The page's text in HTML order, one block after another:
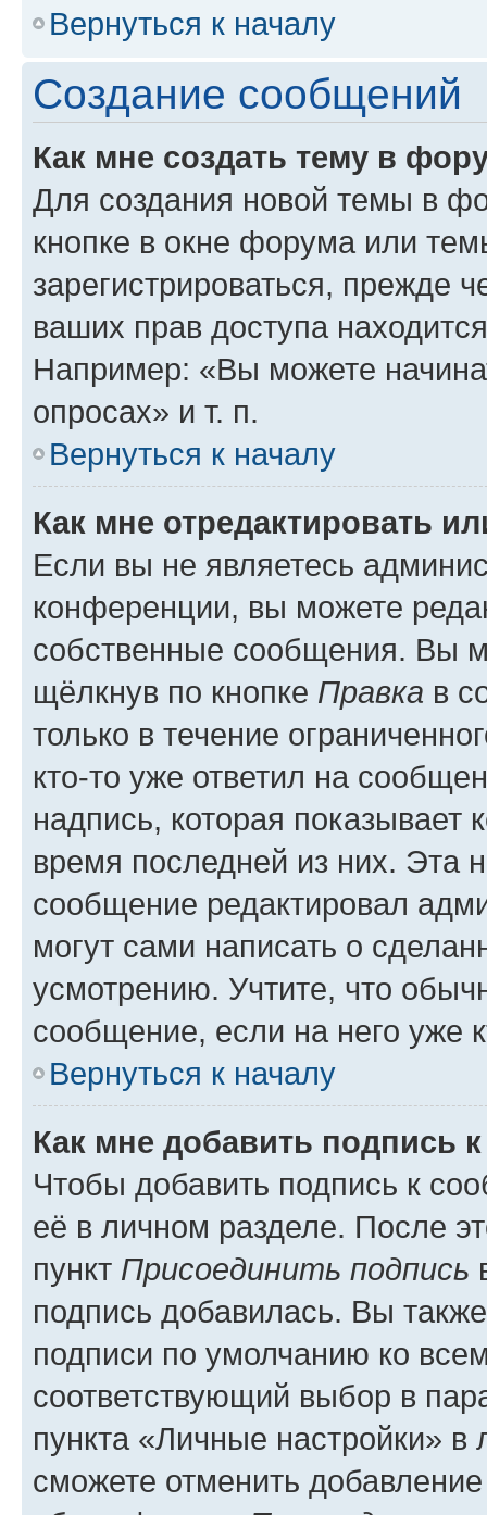
Вернуться к началу
Создание сообщений
Как мне создать тему в
Для создания новой темы в
кнопке в окне форума или
зарегистрироваться, прежде
ваших прав доступа
Например: «Вы можете
опросах» и т. п.
Вернуться к началу
Как мне отредактировать
Если вы не являетесь
конференции, вы можете
собственные сообщения. Вы
щёлкнув по кнопке Правка в
только в течение
кто-то уже ответил на
надпись, которая показывает
время последней из них. Эта
сообщение редактировал
могут сами написать о
усмотрению. Учтите, что
сообщение, если на него уже
Вернуться к началу
Как мне добавить подпись
Чтобы добавить подпись к
её в личном разделе. После
пункт Присоединить подпись
подпись добавилась. Вы
подписи по умолчанию ко
соответствующий выбор в
пункта «Личные настройки»
сможете отменить